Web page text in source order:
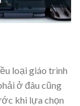
loại giáo trình
ở đâu cũng
khi lựa chọn